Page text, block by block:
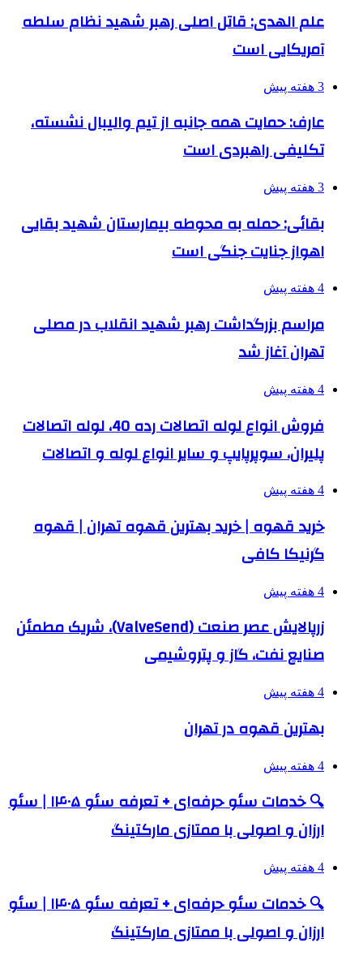
علم الهدی: قاتل اصلی رهبر شهید نظام سلطه
آمریکایی است
3 هفته پیش
عارف: حمایت همه جانبه از تیم والیبال نشسته،
تکلیفی راهبردی است
3 هفته پیش
بقائی: حمله به محوطه بیمارستان شهید بقایی
اهواز جنایت جنگی است
4 هفته پیش
مراسم بزرگداشت رهبر شهید انقلاب در مصلی
تهران آغاز شد
4 هفته پیش
فروش انواع لوله اتصالات رده 40، لوله اتصالات
پلیران، سوپرپایپ و سایر انواع لوله و اتصالات
4 هفته پیش
خرید قهوه | خرید بهترین قهوه تهران | قهوه
گرنیکا کافی
4 هفته پیش
زرپالایش عصر صنعت (ValveSend)، شریک مطمئن
صنایع نفت، گاز و پتروشیمی
4 هفته پیش
بهترین قهوه در تهران
4 هفته پیش
🔍 خدمات سئو حرفه‌ای + تعرفه سئو ۱۴۰۵ | سئو
ارزان و اصولی با ممتازی مارکتینگ
4 هفته پیش
🔍 خدمات سئو حرفه‌ای + تعرفه سئو ۱۴۰۵ | سئو
ارزان و اصولی با ممتازی مارکتینگ